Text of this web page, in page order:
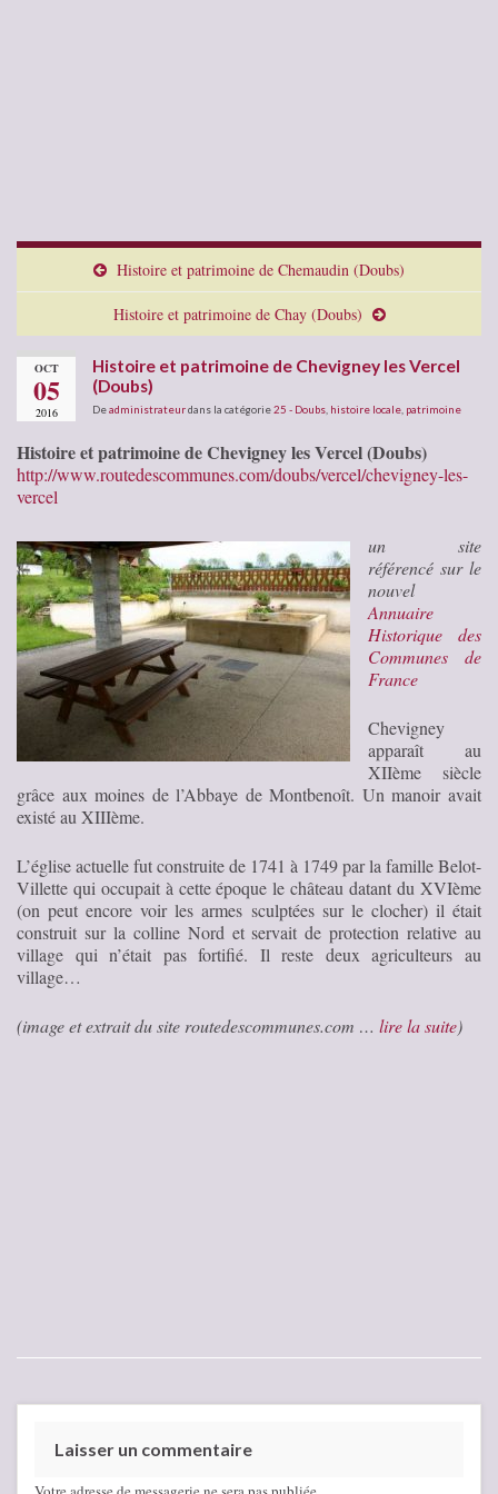
Histoire et patrimoine de Chemaudin (Doubs)
Histoire et patrimoine de Chay (Doubs)
OCT
05
2016
Histoire et patrimoine de Chevigney les Vercel
(Doubs)
Deadministrateurdans la catégorie25 - Doubs histoire locale patrimoine
Histoire et patrimoine de Chevigney les Vercel (Doubs)
http://www.routedescommunes.com/doubs/vercel/chevigney-les-
vercel
un site
référencé sur le
nouvel
Annuaire
Historique des
Communes de
France
Chevigney
apparaît au
XIIème siècle
grâce aux moines de l’Abbaye de Montbenoît. Un manoir avait
existé au XIIIème.
L’église actuelle fut construite de 1741 à 1749 par la famille Belot-
Villette qui occupait à cette époque le château datant du XVIème
(on peut encore voir les armes sculptées sur le clocher) il était
construit sur la colline Nord et servait de protection relative au
village qui n’était pas fortifié. Il reste deux agriculteurs au
village…
(image et extrait du site routedescommunes.com … lire la suite)
Laisser un commentaire